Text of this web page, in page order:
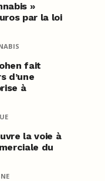
»
par la loi
fait
d’une
à
la voie à
du